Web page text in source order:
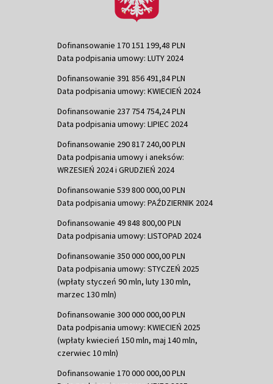
Dofinansowanie 170 151 199,48 PLN
Data podpisania umowy: LUTY 2024
Dofinansowanie 391 856 491,84 PLN
Data podpisania umowy: KWIECIEŃ 2024
Dofinansowanie 237 754 754,24 PLN
Data podpisania umowy: LIPIEC 2024
Dofinansowanie 290 817 240,00 PLN
Data podpisania umowy i aneksów:
WRZESIEŃ 2024 i GRUDZIEŃ 2024
Dofinansowanie 539 800 000,00 PLN
Data podpisania umowy: PAŹDZIERNIK 2024
Dofinansowanie 49 848 800,00 PLN
Data podpisania umowy: LISTOPAD 2024
Dofinansowanie 350 000 000,00 PLN
Data podpisania umowy: STYCZEŃ 2025
(wpłaty styczeń 90 mln, luty 130 mln,
marzec 130 mln)
Dofinansowanie 300 000 000,00 PLN
Data podpisania umowy: KWIECIEŃ 2025
(wpłaty kwiecień 150 mln, maj 140 mln,
czerwiec 10 mln)
Dofinansowanie 170 000 000,00 PLN